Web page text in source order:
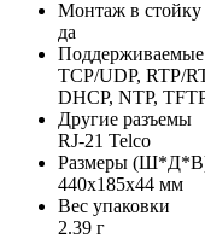
Монтаж в стойку
да
TCP/UDP, RTP/
DHCP, NTP,
Другие разъемы
RJ-21 Telco
Размеры
440x185x44 мм
Вес упаковки
2.39 г